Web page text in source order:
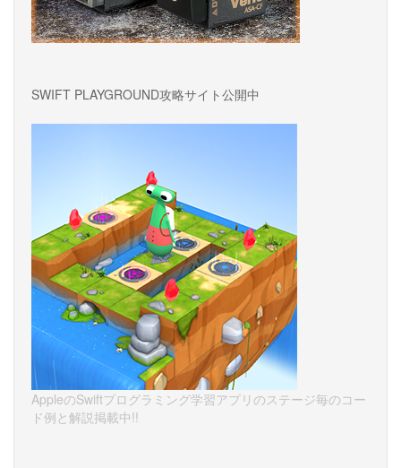
SWIFT PLAYGROUND攻略サイト公開中
AppleのSwiftプログラミング学習アプリのステージ毎のコー
ド例と解説掲載中!!